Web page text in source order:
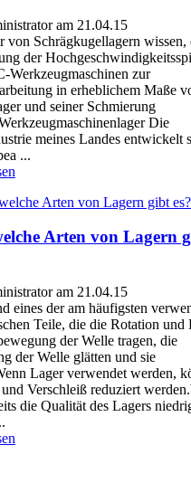
am 21.04.15
von Schrägkugellagern wissen,
der
Werkzeugmaschinen zur
in erheblichem Maße
und seiner Schmierung
Die
meines Landes entwickelt
...
Arten von Lagern
am 21.04.15
eines der am häufigsten
Teile, die die Rotation und
der Welle tragen, die
der Welle glätten und sie
Lager verwendet werden,
Verschleiß reduziert
die Qualität des Lagers